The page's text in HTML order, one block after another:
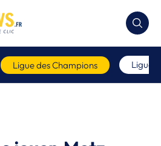
Ligue des Champions Ligue